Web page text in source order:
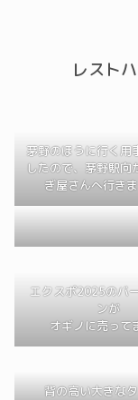
レスト
茅野のほうに行く用
したので、茅野駅向
ぎ屋さんへ行き
エクスポ2025のバ
ンが
オギノに売って
背の高い大きな